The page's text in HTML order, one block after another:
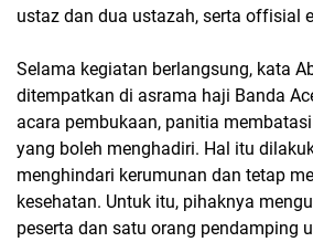
ustaz dan dua ustazah, serta offisial
Selama kegiatan berlangsung, kata
ditempatkan di asrama haji Banda
acara pembukaan, panitia
yang boleh menghadiri. Hal itu
menghindari kerumunan dan tetap
kesehatan. Untuk itu, pihaknya
peserta dan satu orang pendamping